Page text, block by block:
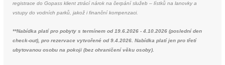
registrace do Gopass klient ztrácí nárok na čerpání služeb – lístků na lanovky a
vstupy do vodních parků, jakož i finanční kompenzaci.
**Nabídka platí pro pobyty s termínem od 19.6.2026 - 4.10.2026 (poslední den
check-out), pro rezervace vytvořené od 9.4.2026. Nabídka platí jen pro třetí
ubytovanou osobu na pokoji (bez ohraničení věku osoby).